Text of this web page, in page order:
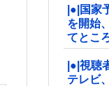
|●|国家
を開始
てとこ
|●|視聴
テレビ